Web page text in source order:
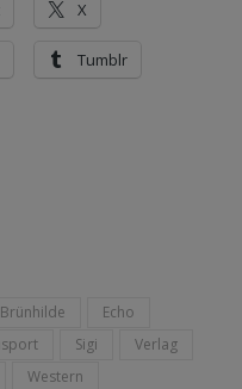
X
Tumblr
Brünhilde
Echo
Sigi
Verlag
Western